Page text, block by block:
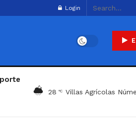
Login
28 °C Villas Agrícolas